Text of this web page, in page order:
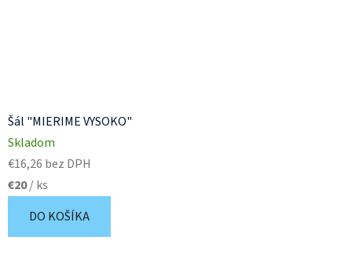
Šál "MIERIME VYSOKO"
Skladom
€16,26 bez DPH
€20/ ks
DO KOŠÍKA